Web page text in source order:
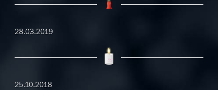
28.03.2019
25.10.2018